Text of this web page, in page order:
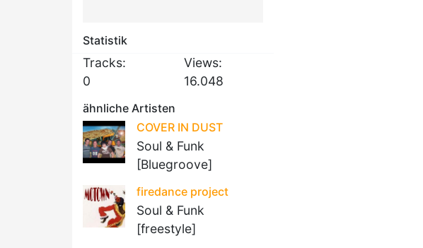
Statistik
Tracks:
0
Views:
16.048
ähnliche Artisten
COVER IN DUST
Soul & Funk
[Bluegroove]
firedance project
Soul & Funk
[freestyle]